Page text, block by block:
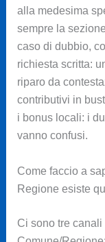
alla medesima
sempre la
caso di dubbio,
richiesta scritta:
riparo da
contributivi in
i bonus locali: i
vanno confusi.
Come faccio a
Regione esiste
Ci sono tre